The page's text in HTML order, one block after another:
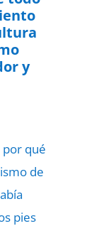
y
qué
de
pies